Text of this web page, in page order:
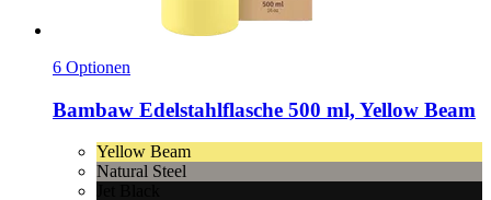
6 Optionen
Bambaw Edelstahlflasche 500 ml, Yellow Beam
Yellow Beam
Natural Steel